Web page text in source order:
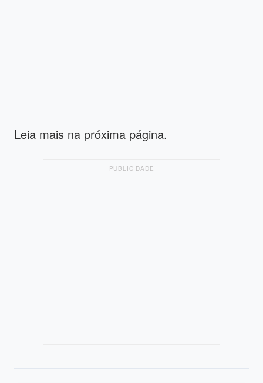
Leia mais na próxima página.
PUBLICIDADE